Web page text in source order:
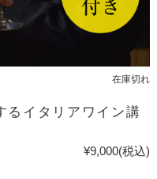
在庫切れ
るイタリアワイン講
¥9,000(税込)